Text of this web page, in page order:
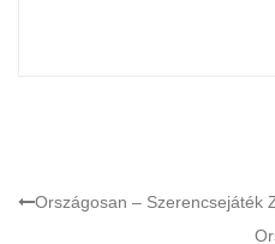
Országosan – Szerencsejáték